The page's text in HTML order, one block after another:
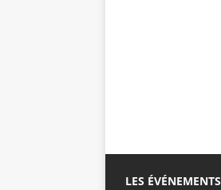
LES ÉVÉNEMENTS